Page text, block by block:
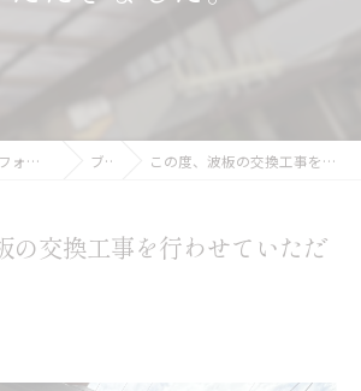
京都府京都市のリフォームなら株式会社シマコシ ブログ この度、波板の交換工事を行わせていただきました。
の交換工事を行わせていただ